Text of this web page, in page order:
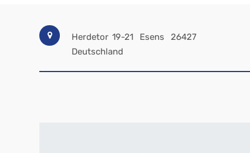
Herdetor 19-21 Esens
26427
Deutschland